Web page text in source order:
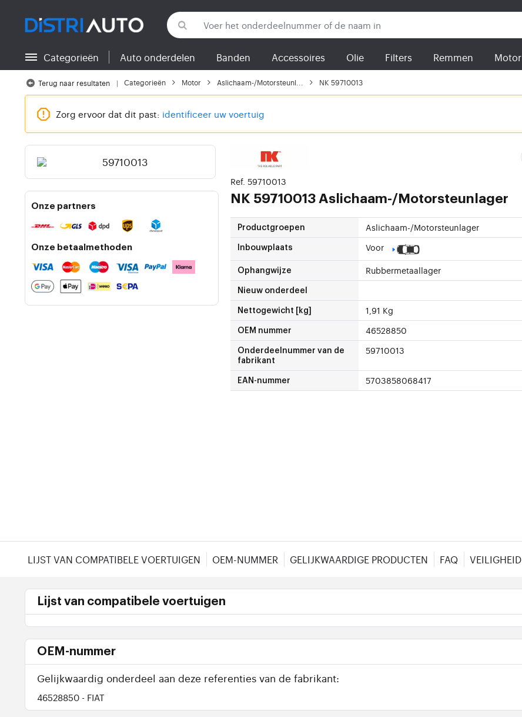
Terug naar categorieën
Categorieën Auto onderdelen Banden Accessoires Olie Filters Remmen Motor
Terug naar resultaten Categorieën Motor Aslichaam-/Motorsteunl... NK 59710013
Zorg ervoor dat dit past: identificeer uw voertuig
Onze partners
Onze betaalmethoden
Ref. 59710013
NK 59710013 Aslichaam-/Motorsteunlager
Productgroepen Aslichaam-/Motorsteunlager
Inbouwplaats Voor
Ophangwijze Rubbermetaallager
Nieuw onderdeel
Nettogewicht [kg] 1,91 Kg
OEM nummer 46528850
Onderdeelnummer van de
fabrikant
59710013
EAN-nummer 5703858068417
LIJST VAN COMPATIBELE VOERTUIGEN OEM-NUMMER GELIJKWAARDIGE PRODUCTEN FAQ VEILIGHEID
Lijst van compatibele voertuigen
OEM-nummer
Gelijkwaardig onderdeel aan deze referenties van de fabrikant:
46528850 - FIAT